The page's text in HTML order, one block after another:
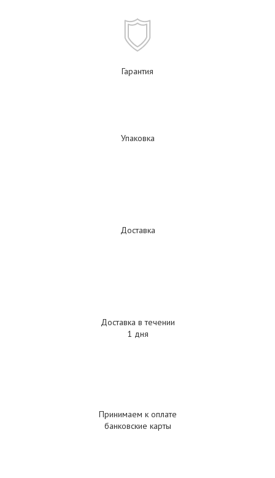
Гарантия
Упаковка
Доставка
Доставка в течении
1 дня
Принимаем к оплате
банковские карты